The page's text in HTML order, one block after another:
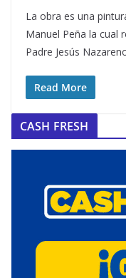
La obra es una
Manuel Peña la cual
Padre Jesús
Read More
CASH FRESH